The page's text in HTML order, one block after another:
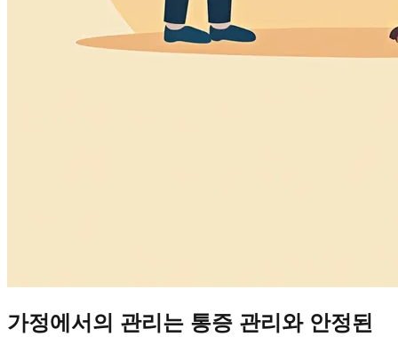
가정에서의 관리는 통증 관리와 안정된